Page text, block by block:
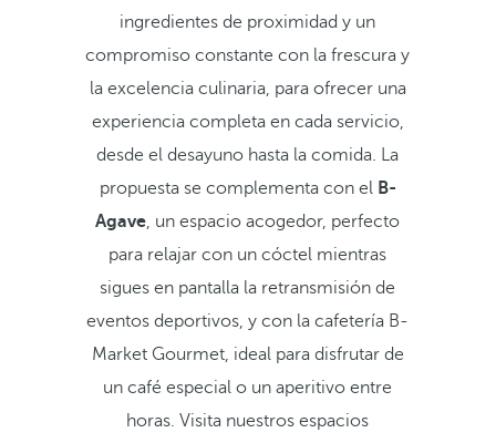
ingredientes de proximidad y un
compromiso constante con la frescura y
la excelencia culinaria, para ofrecer una
experiencia completa en cada servicio,
desde el desayuno hasta la comida. La
propuesta se complementa con el B-
Agave, un espacio acogedor, perfecto
para relajar con un cóctel mientras
sigues en pantalla la retransmisión de
eventos deportivos, y con la cafetería B-
Market Gourmet, ideal para disfrutar de
un café especial o un aperitivo entre
horas. Visita nuestros espacios